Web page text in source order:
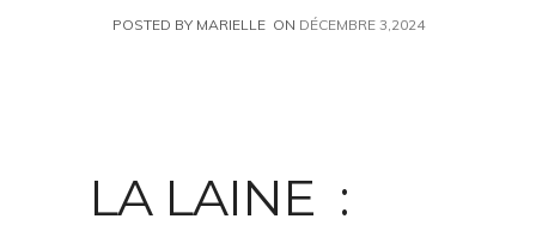
POSTED BY MARIELLE ON DÉCEMBRE 3,2024
LA LAINE :